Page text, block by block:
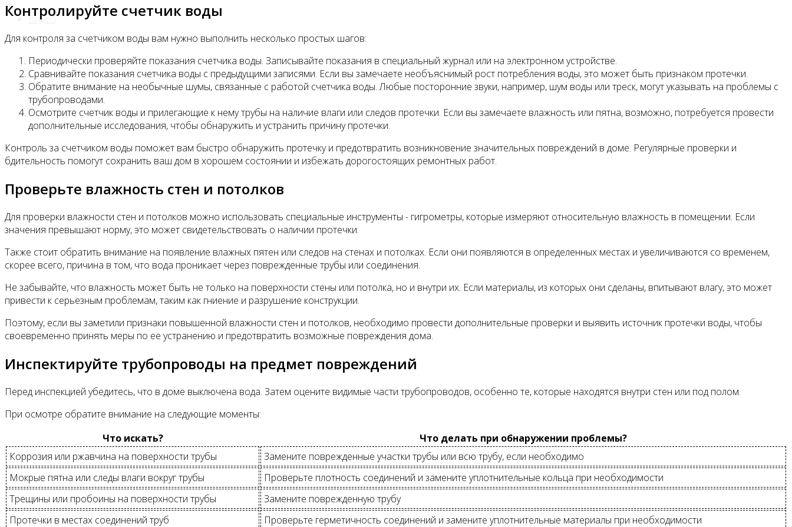
Видео
Контролируйте счетчик воды
Для контроля за счетчиком воды вам нужно выполнить несколько простых шагов:
Периодически проверяйте показания счетчика воды. Записывайте показания в специальный журнал или на электронном устройстве.
Сравнивайте показания счетчика воды с предыдущими записями. Если вы замечаете необъяснимый рост потребления воды, это может быть признаком протечки.
Обратите внимание на необычные шумы, связанные с работой счетчика воды. Любые посторонние звуки, например, шум воды или треск, могут указывать на проблемы с
трубопроводами.
Осмотрите счетчик воды и прилегающие к нему трубы на наличие влаги или следов протечки. Если вы замечаете влажность или пятна, возможно, потребуется провести
дополнительные исследования, чтобы обнаружить и устранить причину протечки.
Контроль за счетчиком воды поможет вам быстро обнаружить протечку и предотвратить возникновение значительных повреждений в доме. Регулярные проверки и
бдительность помогут сохранить ваш дом в хорошем состоянии и избежать дорогостоящих ремонтных работ.
Проверьте влажность стен и потолков
Для проверки влажности стен и потолков можно использовать специальные инструменты - гигрометры, которые измеряют относительную влажность в помещении. Если
значения превышают норму, это может свидетельствовать о наличии протечки.
Также стоит обратить внимание на появление влажных пятен или следов на стенах и потолках. Если они появляются в определенных местах и увеличиваются со временем,
скорее всего, причина в том, что вода проникает через поврежденные трубы или соединения.
Не забывайте, что влажность может быть не только на поверхности стены или потолка, но и внутри их. Если материалы, из которых они сделаны, впитывают влагу, это может
привести к серьезным проблемам, таким как гниение и разрушение конструкции.
Поэтому, если вы заметили признаки повышенной влажности стен и потолков, необходимо провести дополнительные проверки и выявить источник протечки воды, чтобы
своевременно принять меры по ее устранению и предотвратить возможные повреждения дома.
Инспектируйте трубопроводы на предмет повреждений
Перед инспекцией убедитесь, что в доме выключена вода. Затем оцените видимые части трубопроводов, особенно те, которые находятся внутри стен или под полом.
При осмотре обратите внимание на следующие моменты:
Что искать?
Что делать при обнаружении проблемы?
Коррозия или ржавчина на поверхности трубы
Замените поврежденные участки трубы или всю трубу, если необходимо
Мокрые пятна или следы влаги вокруг трубы
Проверьте плотность соединений и замените уплотнительные кольца при необходимости
Трещины или пробоины на поверхности трубы
Замените поврежденную трубу
Протечки в местах соединений труб
Проверьте герметичность соединений и замените уплотнительные материалы при необходимости